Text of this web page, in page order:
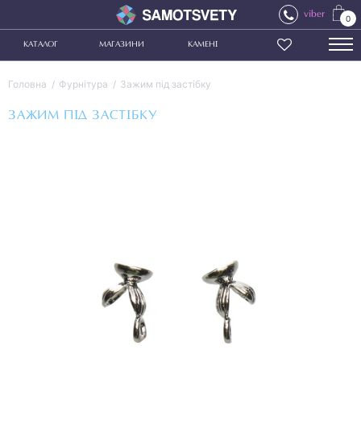
viber 0
КАТАЛОГ МАГАЗИНИ КАМЕНІ
Головна Фурнітура Зажим під застібку
ЗАЖИМ ПІД ЗАСТІБКУ